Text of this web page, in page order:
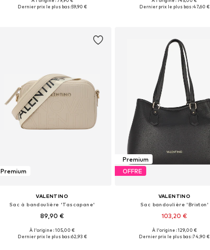
Tailles disponibles: One Size
Dernier prix le plus bas :59,90 €
Tailles disponibles: One Size
Dernier prix le plus bas :47,60 €
Premium
VALENTINO
Sac à bandoulière 'Tascapane'
89,90 €
Tailles disponibles: One Size
À l'origine : 105,00 €
Dernier prix le plus bas :62,93 €
Premium
OFFRE
VALENTINO
Sac bandoulière 'Brixton'
103,20 €
+1
Tailles disponibles: One Size
À l'origine : 129,00 €
Dernier prix le plus bas :74,90 €